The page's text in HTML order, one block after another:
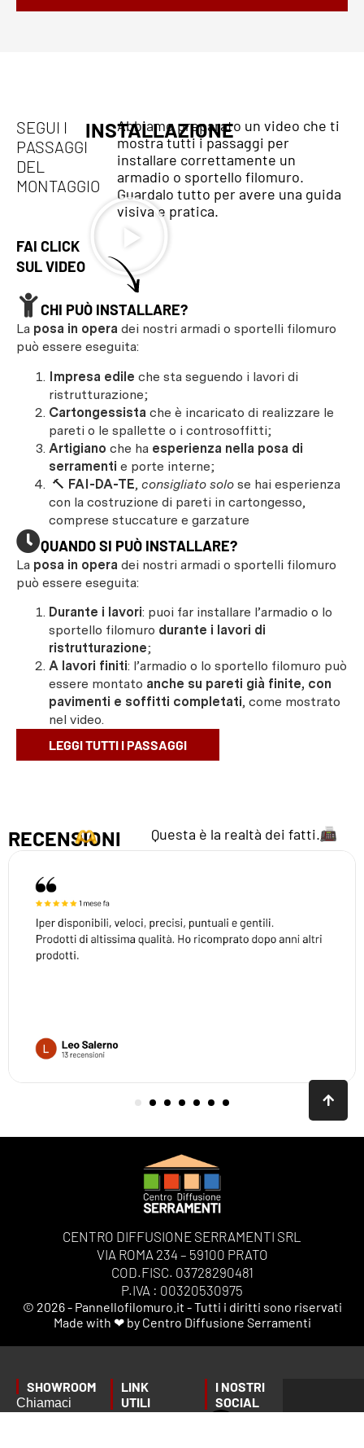
SEGUI I
PASSAGGI
DEL
MONTAGGIO
INSTALLAZIONE
Abbiamo preparato un video che ti
mostra tutti i passaggi per
installare correttamente un
armadio o sportello filomuro.
Guardalo tutto per avere una guida
visiva e pratica.
FAI CLICK
SUL VIDEO
CHI PUÒ INSTALLARE?
La posa in opera dei nostri armadi o sportelli filomuro
può essere eseguita:
Impresa edile che sta seguendo i lavori di
ristrutturazione;
Cartongessista che è incaricato di realizzare le
pareti o le spallette o i controsoffitti;
Artigiano che ha esperienza nella posa di
serramenti e porte interne;
🔨 FAI-DA-TE, consigliato solo se hai esperienza
con la costruzione di pareti in cartongesso,
comprese stuccature e garzature
QUANDO SI PUÒ INSTALLARE?
La posa in opera dei nostri armadi o sportelli filomuro
può essere eseguita:
Durante i lavori: puoi far installare l’armadio o lo
sportello filomuro durante i lavori di
ristrutturazione;
A lavori finiti: l’armadio o lo sportello filomuro può
essere montato anche su pareti già finite, con
pavimenti e soffitti completati, come mostrato
nel video.
LEGGI TUTTI I PASSAGGI
RECENSIONI Questa è la realtà dei fatti.
CENTRO DIFFUSIONE SERRAMENTI SRL
VIA ROMA 234 – 59100 PRATO
COD.FISC. 03728290481
P.IVA : 00320530975
© 2026 - Pannellofilomuro.it - Tutti i diritti sono riservati
Made with ❤ by Centro Diffusione Serramenti
SHOWROOM
Chiamaci
LINK
UTILI
I NOSTRI
SOCIAL